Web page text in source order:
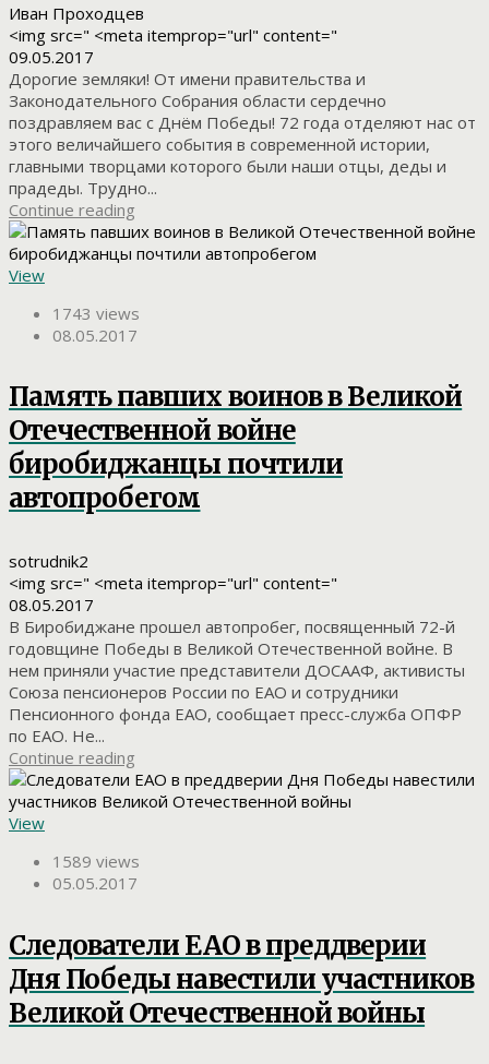
Иван Проходцев
<img src=" <meta itemprop="url" content="
09.05.2017
Дорогие земляки! От имени правительства и
Законодательного Собрания области сердечно
поздравляем вас с Днём Победы! 72 года отделяют нас от
этого величайшего события в современной истории,
главными творцами которого были наши отцы, деды и
прадеды. Трудно...
Continue reading
View
1743 views
08.05.2017
Память павших воинов в Великой
Отечественной войне
биробиджанцы почтили
автопробегом
sotrudnik2
<img src=" <meta itemprop="url" content="
08.05.2017
В Биробиджане прошел автопробег, посвященный 72-й
годовщине Победы в Великой Отечественной войне. В
нем приняли участие представители ДОСААФ, активисты
Союза пенсионеров России по ЕАО и сотрудники
Пенсионного фонда ЕАО, сообщает пресс-служба ОПФР
по ЕАО. Не...
Continue reading
View
1589 views
05.05.2017
Следователи ЕАО в преддверии
Дня Победы навестили участников
Великой Отечественной войны